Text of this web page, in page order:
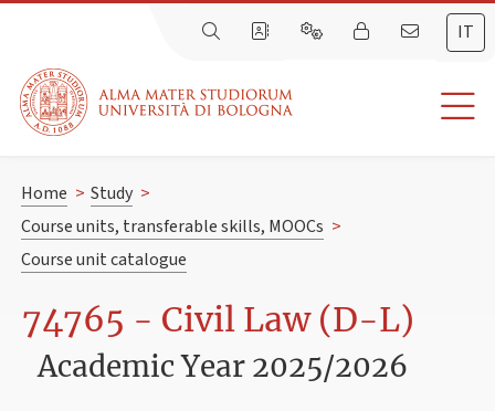
IT
Home > Study >
Course units, transferable skills, MOOCs >
Course unit catalogue
74765 - Civil Law (D-L)
Academic Year 2025/2026